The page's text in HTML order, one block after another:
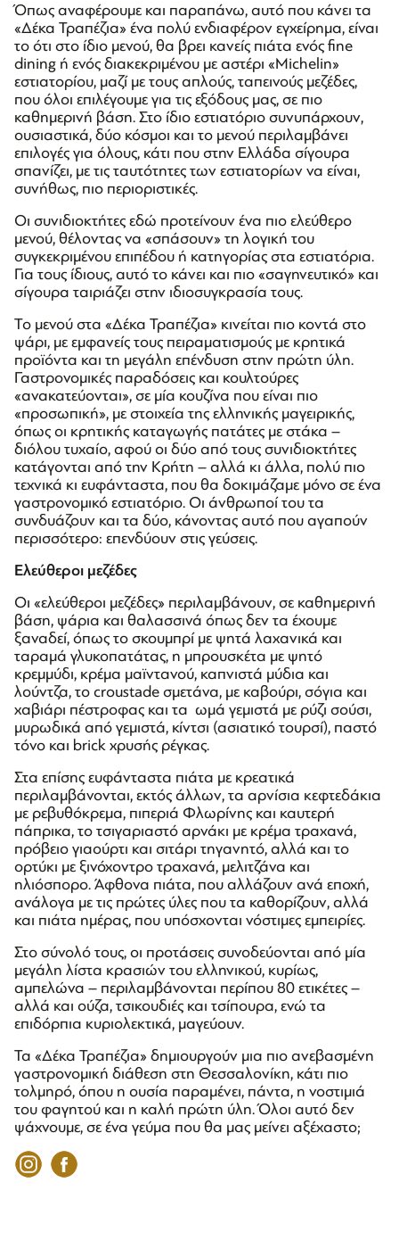
Όπως αναφέρουμε και παραπάνω, αυτό που κάνει τα
«Δέκα Τραπέζια» ένα πολύ ενδιαφέρον εγχείρημα, είναι
το ότι στο ίδιο μενού, θα βρει κανείς πιάτα ενός fine
dining ή ενός διακεκριμένου με αστέρι «Michelin»
εστιατορίου, μαζί με τους απλούς, ταπεινούς μεζέδες,
που όλοι επιλέγουμε για τις εξόδους μας, σε πιο
καθημερινή βάση. Στο ίδιο εστιατόριο συνυπάρχουν,
ουσιαστικά, δύο κόσμοι και το μενού περιλαμβάνει
επιλογές για όλους, κάτι που στην Ελλάδα σίγουρα
σπανίζει, με τις ταυτότητες των εστιατορίων να είναι,
συνήθως, πιο περιοριστικές.
Οι συνιδιοκτήτες εδώ προτείνουν ένα πιο ελεύθερο
μενού, θέλοντας να «σπάσουν» τη λογική του
συγκεκριμένου επιπέδου ή κατηγορίας στα εστιατόρια.
Για τους ίδιους, αυτό το κάνει και πιο «σαγηνευτικό» και
σίγουρα ταιριάζει στην ιδιοσυγκρασία τους.
Το μενού στα «Δέκα Τραπέζια» κινείται πιο κοντά στο
ψάρι, με εμφανείς τους πειραματισμούς με κρητικά
προϊόντα και τη μεγάλη επένδυση στην πρώτη ύλη.
Γαστρονομικές παραδόσεις και κουλτούρες
«ανακατεύονται», σε μία κουζίνα που είναι πιο
«προσωπική», με στοιχεία της ελληνικής μαγειρικής,
όπως οι κρητικής καταγωγής πατάτες με στάκα –
διόλου τυχαίο, αφού οι δύο από τους συνιδιοκτήτες
κατάγονται από την Κρήτη – αλλά κι άλλα, πολύ πιο
τεχνικά κι ευφάνταστα, που θα δοκιμάζαμε μόνο σε ένα
γαστρονομικό εστιατόριο. Οι άνθρωποί του τα
συνδυάζουν και τα δύο, κάνοντας αυτό που αγαπούν
περισσότερο: επενδύουν στις γεύσεις.
Ελεύθεροι μεζέδες
Οι «ελεύθεροι μεζέδες» περιλαμβάνουν, σε καθημερινή
βάση, ψάρια και θαλασσινά όπως δεν τα έχουμε
ξαναδεί, όπως το σκουμπρί με ψητά λαχανικά και
ταραμά γλυκοπατάτας, η μπρουσκέτα με ψητό
κρεμμύδι, κρέμα μαϊντανού, καπνιστά μύδια και
λούντζα, το croustade σμετάνα, με καβούρι, σόγια και
χαβιάρι πέστροφας και τα ωμά γεμιστά με ρύζι σούσι,
μυρωδικά από γεμιστά, κίντσι (ασιατικό τουρσί), παστό
τόνο και brick χρυσής ρέγκας.
Στα επίσης ευφάνταστα πιάτα με κρεατικά
περιλαμβάνονται, εκτός άλλων, τα αρνίσια κεφτεδάκια
με ρεβυθόκρεμα, πιπεριά Φλωρίνης και καυτερή
πάπρικα, το τσιγαριαστό αρνάκι με κρέμα τραχανά,
πρόβειο γιαούρτι και σιτάρι τηγανητό, αλλά και το
ορτύκι με ξινόχοντρο τραχανά, μελιτζάνα και
ηλιόσπορο. Άφθονα πιάτα, που αλλάζουν ανά εποχή,
ανάλογα με τις πρώτες ύλες που τα καθορίζουν, αλλά
και πιάτα ημέρας, που υπόσχονται νόστιμες εμπειρίες.
Στο σύνολό τους, οι προτάσεις συνοδεύονται από μία
μεγάλη λίστα κρασιών του ελληνικού, κυρίως,
αμπελώνα – περιλαμβάνονται περίπου 80 ετικέτες –
αλλά και ούζα, τσικουδιές και τσίπουρα, ενώ τα
επιδόρπια κυριολεκτικά, μαγεύουν.
Τα «Δέκα Τραπέζια» δημιουργούν μια πιο ανεβασμένη
γαστρονομική διάθεση στη Θεσσαλονίκη, κάτι πιο
τολμηρό, όπου η ουσία παραμένει, πάντα, η νοστιμιά
του φαγητού και η καλή πρώτη ύλη. Όλοι αυτό δεν
ψάχνουμε, σε ένα γεύμα που θα μας μείνει αξέχαστο;